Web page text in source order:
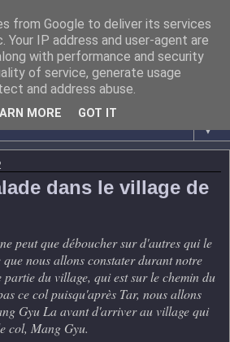
▼
dans le village de
peut que déboucher sur d'autres qui le
nous allons constater durant notre
partie du village, qui est sur le chemin du
ce col puisqu'après Tar, nous allons
Gyu La avant d'arriver au village qui
col, Mang Gyu.
from Google to deliver its services
Your IP address and user-agent are
with performance and security
of service, generate usage
and address abuse.
MORE GOT IT